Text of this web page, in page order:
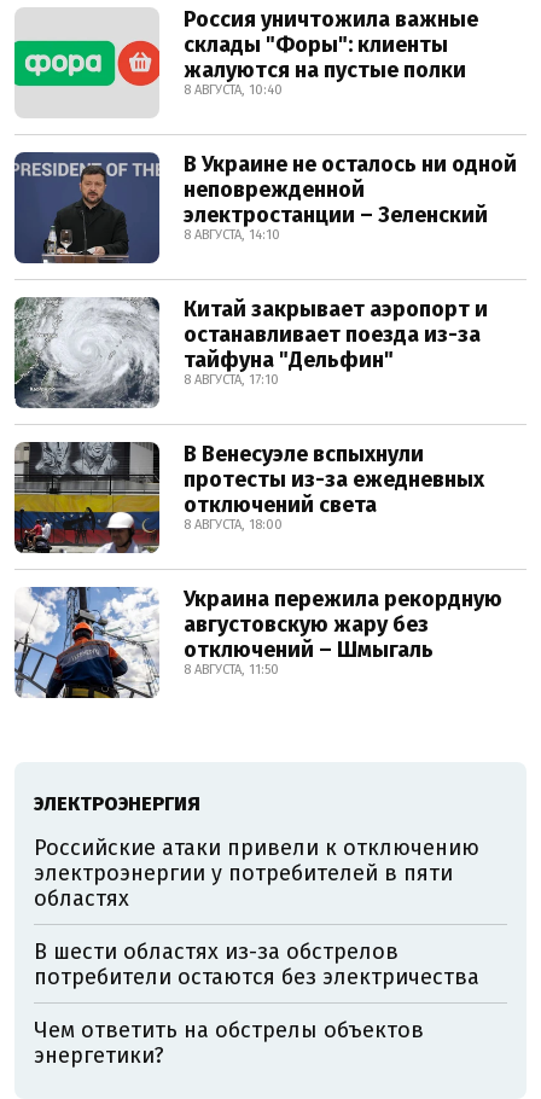
Россия уничтожила важные
склады "Форы": клиенты
жалуются на пустые полки
8 АВГУСТА, 10:40
В Украине не осталось ни одной
неповрежденной
электростанции – Зеленский
8 АВГУСТА, 14:10
Китай закрывает аэропорт и
останавливает поезда из-за
тайфуна "Дельфин"
8 АВГУСТА, 17:10
В Венесуэле вспыхнули
протесты из-за ежедневных
отключений света
8 АВГУСТА, 18:00
Украина пережила рекордную
августовскую жару без
отключений – Шмыгаль
8 АВГУСТА, 11:50
ЭЛЕКТРОЭНЕРГИЯ
Российские атаки привели к отключению
электроэнергии у потребителей в пяти
областях
В шести областях из-за обстрелов
потребители остаются без электричества
Чем ответить на обстрелы объектов
энергетики?